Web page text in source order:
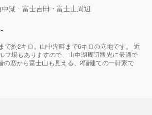
湖・富士吉田・富士山周辺
で約2キロ。山中湖畔まで6キロの立地です。 近
フ場もありますので、山中湖周辺観光に最適で
の窓から富士山も見える、2階建ての一軒家で